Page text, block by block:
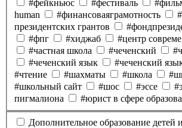
#фейкньюс
#фестиваль
human
#финансоваяграмотность
президентских грантов
#фпг
#хиджаб
#центр
#частная школа
#чеченский
#чеченский язык
#чеченский
#чтение
#шахматы #школа
#школьный сайт
#шос #эссе
пигмалиона
#юрист в сфере
Дополнительное образование детей